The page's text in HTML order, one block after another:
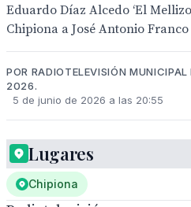
Eduardo Díaz Alcedo ‘El
Chipiona a José Antonio Franco
POR RADIOTELEVISIÓN
2026.
5 de junio de 2026 a las 20:55
Lugares
Chipiona